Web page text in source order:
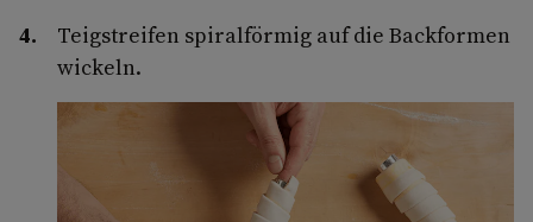
Teigstreifen spiralförmig auf die Backformen
wickeln.